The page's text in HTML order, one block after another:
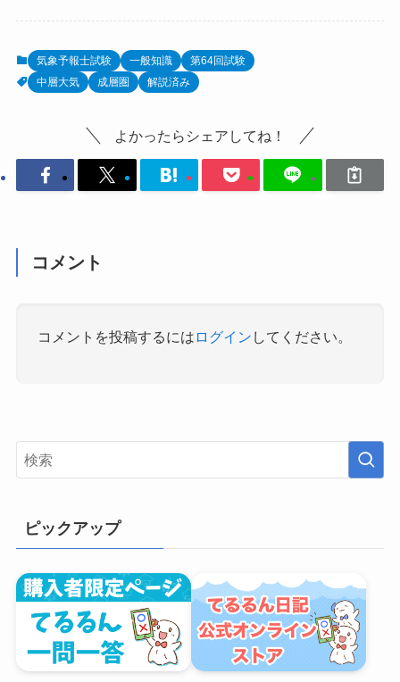
気象予報士試験 一般知識
第64回試験
中層大気
成層圏 解説済み
よかったらシェアしてね！
コメント
コメントを投稿するには ログイン してください。
ピックアップ